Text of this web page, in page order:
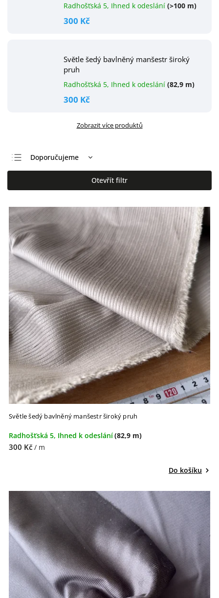
Radhošťská 5, Ihned k odeslání (>100 m)
300 Kč
Světle šedý bavlněný manšestr široký
pruh
Radhošťská 5, Ihned k odeslání (82,9 m)
300 Kč
Zobrazit více produktů
Doporučujeme
Nejlevnější
Nejdražší
Otevřít filtr
Světle šedý bavlněný manšestr široký pruh
Radhošťská 5, Ihned k odeslání(82,9 m)
300 Kč / m
Do košíku